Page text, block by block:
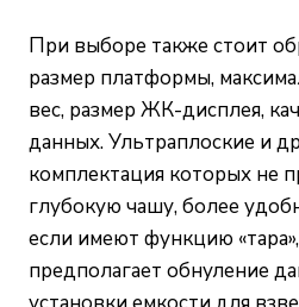
При выборе также стоит
размер платформы,
вес, размер ЖК-дисплея,
данных. Ультраплоские и
комплектация которых не
глубокую чашу, более
если имеют функцию
предполагает обнуление